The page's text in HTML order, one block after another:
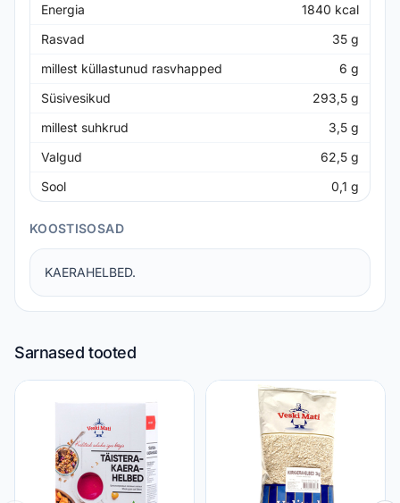
Energia 1840 kcal
Rasvad
35 g
millest küllastunud rasvhapped
6 g
Süsivesikud
293,5 g
millest suhkrud
3,5 g
Valgud
62,5 g
Sool
0,1 g
KOOSTISOSAD
KAERAHELBED.
Sarnased tooted